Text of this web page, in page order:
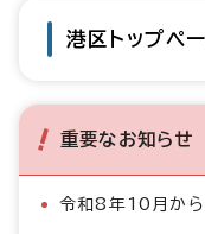
港区トップペ
重要なお知らせ
令和8年10月から